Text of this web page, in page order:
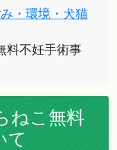
・環境・犬猫
料不妊手術事
ねこ無料
て